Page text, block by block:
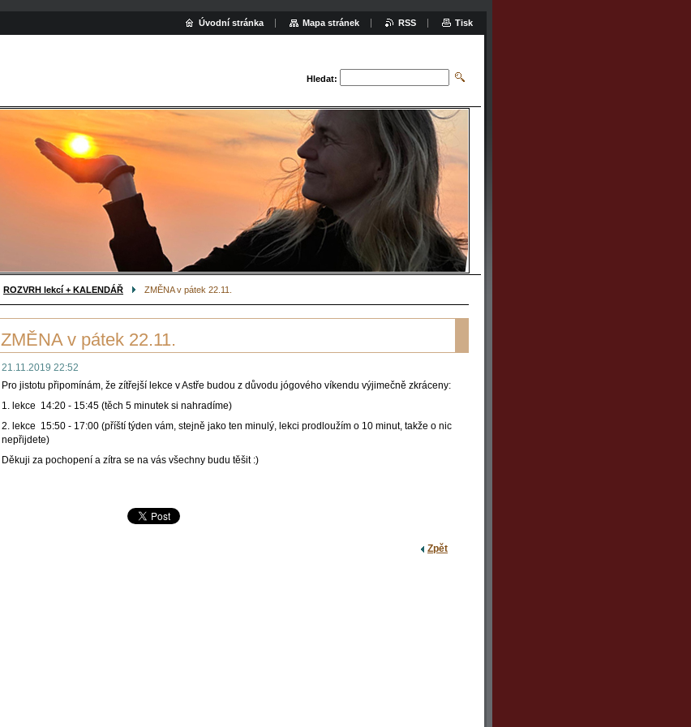
Hledat:
ROZVRH lekcí + KALENDÁŘ ZMĚNA v pátek 22.11.
ZMĚNA v pátek 22.11.
21.11.2019 22:52
Pro jistotu připomínám, že zítřejší lekce v Astře budou z důvodu jógového víkendu výjimečně zkráceny:
1. lekce 14:20 - 15:45 (těch 5 minutek si nahradíme)
2. lekce 15:50 - 17:00 (příští týden vám, stejně jako ten minulý, lekci prodloužím o 10 minut, takže o nic
nepřijdete)
Děkuji za pochopení a zítra se na vás všechny budu těšit :)
Zpět
Úvodní stránka Mapa stránek RSS Tisk